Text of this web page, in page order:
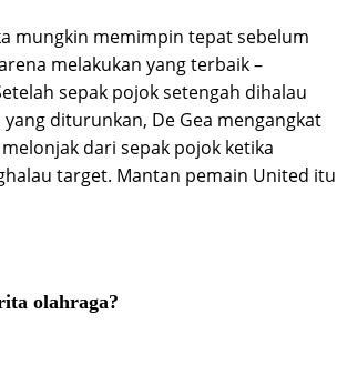
mungkin memimpin tepat sebelum
melakukan yang terbaik –
sepak pojok setengah dihalau
diturunkan, De Gea mengangkat
dari sepak pojok ketika
target. Mantan pemain United itu
olahraga?